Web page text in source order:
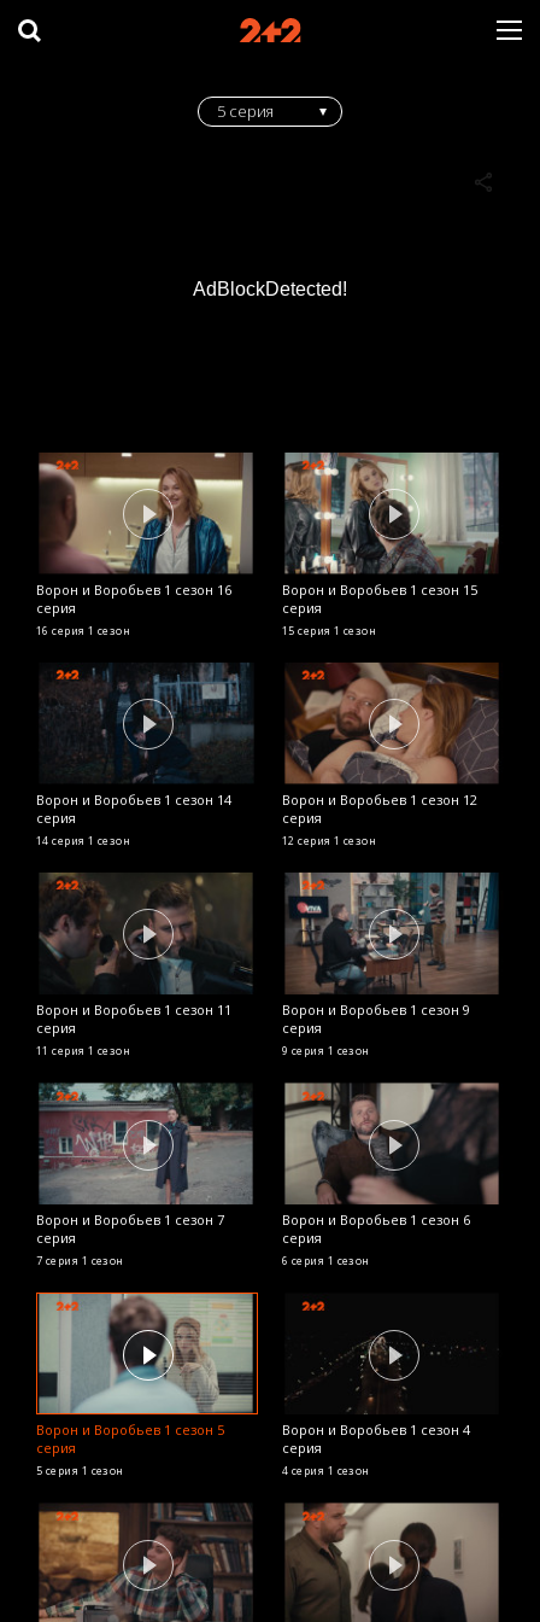
AdBlockDetected!
5 серия
Ворон и Воробьев 1 сезон 16
серия
16 серия 1 сезон
Ворон и Воробьев 1 сезон 15
серия
15 серия 1 сезон
Ворон и Воробьев 1 сезон 14
серия
14 серия 1 сезон
Ворон и Воробьев 1 сезон 12
серия
12 серия 1 сезон
Ворон и Воробьев 1 сезон 11
серия
11 серия 1 сезон
Ворон и Воробьев 1 сезон 9
серия
9 серия 1 сезон
Ворон и Воробьев 1 сезон 7
серия
7 серия 1 сезон
Ворон и Воробьев 1 сезон 6
серия
6 серия 1 сезон
Ворон и Воробьев 1 сезон 5
серия
5 серия 1 сезон
Ворон и Воробьев 1 сезон 4
серия
4 серия 1 сезон